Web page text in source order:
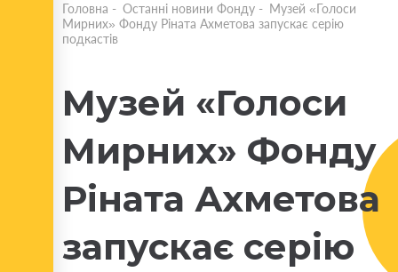
Головна - Останні новини Фонду - Музей «Голоси
Мирних» Фонду Ріната Ахметова запускає серію
подкастів
Музей «Голоси
Мирних» Фонду
Ріната Ахметова
запускає серію